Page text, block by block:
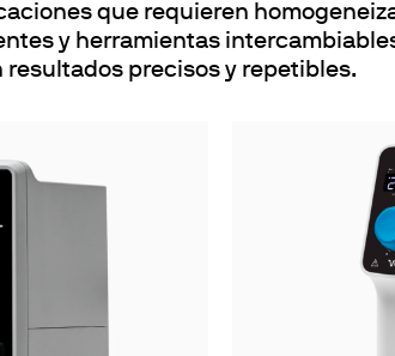
Síntesis Química
magnéticos
de varilla
de bloque seco y DQO
Nitrógeno/Proteína
del Carbono
de la oxidación
y respirometría
Lixiviados
Agitador
Turbidez
Kjeldahl
Dumas
Plataforma Ermes Cloud
Productos habilitados
que requieren
y herramientas
resultados precisos y repetibles.